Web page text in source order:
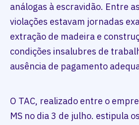
análogas à escravidão. Entre
violações estavam jornadas
extração de madeira e
condições insalubres de
ausência de pagamento
O TAC, realizado entre o
MS no dia 3 de julho. estipula